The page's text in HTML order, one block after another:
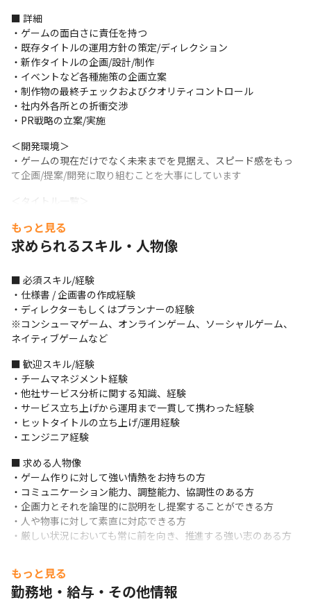
■ 詳細
・ゲームの面白さに責任を持つ
・既存タイトルの運用方針の策定/ディレクション
・新作タイトルの企画/設計/制作
・イベントなど各種施策の企画立案
・制作物の最終チェックおよびクオリティコントロール
・社内外各所との折衝交渉
・PR戦略の立案/実施
＜開発環境＞
・ゲームの現在だけでなく未来までを見据え、スピード感をもっ
て企画/提案/開発に取り組むことを大事にしています
＜タイトル一覧＞
・『DRAGON』※誠意制作中
・『D4DJ Groovy Mix』
・『Tokyo 7th シスターズ』
・『暴走列伝 単車の虎』
■ この仕事の面白み、魅力
・個々の裁量が大きく、自ら考えて行動でき、やりがいを持って
制作に挑むことができます
・オリジナルタイトルでのNo.1獲得を目指し、ゲーム開発に0から
携わることが可能です
もっと見る
求められるスキル・人物像
■ 必須スキル/経験
・仕様書 / 企画書の作成経験
・ディレクターもしくはプランナーの経験
※コンシューマゲーム、オンラインゲーム、ソーシャルゲーム、
ネイティブゲームなど
■ 歓迎スキル/経験
・チームマネジメント経験
・他社サービス分析に関する知識、経験
・サービス立ち上げから運用まで一貫して携わった経験
・ヒットタイトルの立ち上げ/運用経験
・エンジニア経験
■ 求める人物像
・ゲーム作りに対して強い情熱をお持ちの方
・コミュニケーション能力、調整能力、協調性のある方
・企画力とそれを論理的に説明をし提案することができる方
・人や物事に対して素直に対応できる方
・厳しい状況においても常に前を向き、推進する強い志のある方
もっと見る
勤務地・給与・その他情報